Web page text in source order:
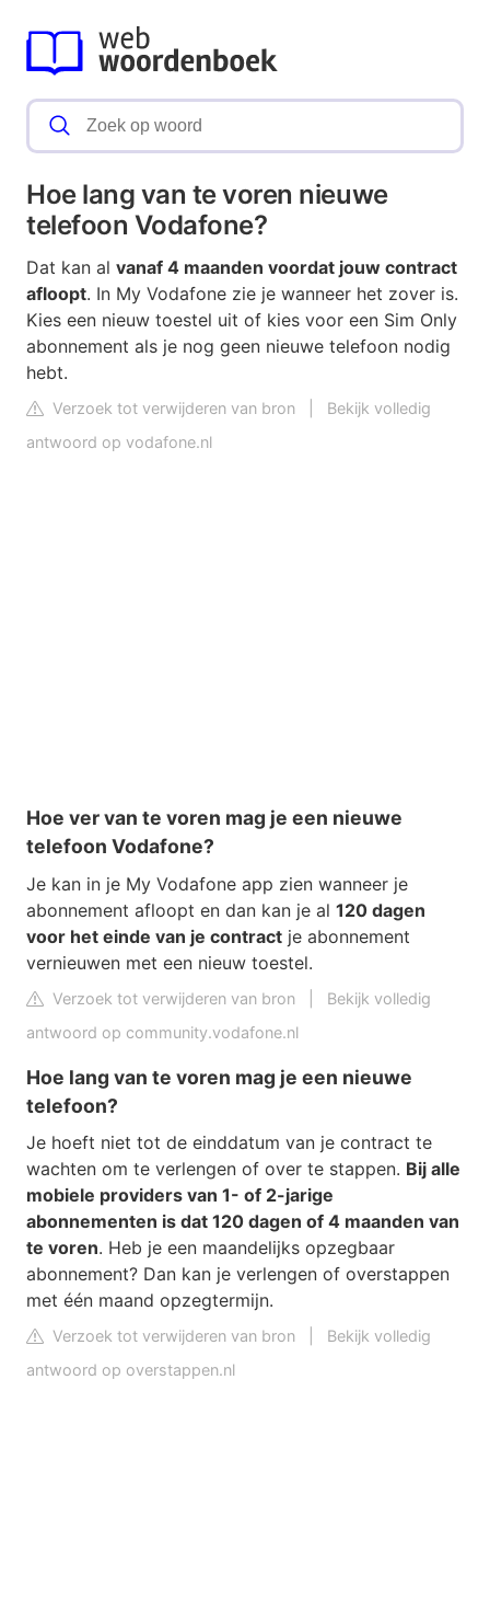
Hoe lang van te voren nieuwe
telefoon Vodafone?
Dat kan al vanaf 4 maanden voordat jouw contract
afloopt. In My Vodafone zie je wanneer het zover is.
Kies een nieuw toestel uit of kies voor een Sim Only
abonnement als je nog geen nieuwe telefoon nodig
hebt.
Verzoek tot verwijderen van bron
Bekijk volledig
antwoord op vodafone.nl
Hoe ver van te voren mag je een nieuwe
telefoon Vodafone?
Je kan in je My Vodafone app zien wanneer je
abonnement afloopt en dan kan je al 120 dagen
voor het einde van je contract je abonnement
vernieuwen met een nieuw toestel.
Verzoek tot verwijderen van bron
Bekijk volledig
antwoord op community.vodafone.nl
Hoe lang van te voren mag je een nieuwe
telefoon?
Je hoeft niet tot de einddatum van je contract te
wachten om te verlengen of over te stappen. Bij alle
mobiele providers van 1- of 2-jarige
abonnementen is dat 120 dagen of 4 maanden van
te voren. Heb je een maandelijks opzegbaar
abonnement? Dan kan je verlengen of overstappen
met één maand opzegtermijn.
Verzoek tot verwijderen van bron
Bekijk volledig
antwoord op overstappen.nl